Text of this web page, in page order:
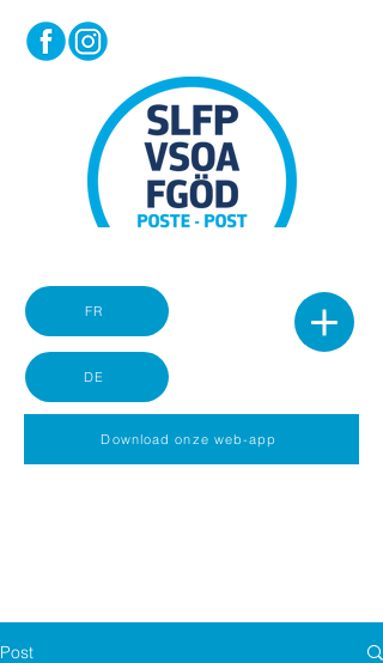
DE
FR
Download onze web-app
Post